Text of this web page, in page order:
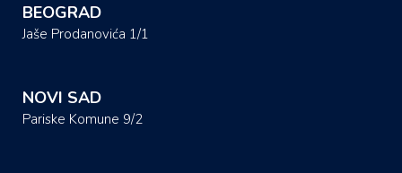
BEOGRAD
Jaše Prodanovića 1/1
NOVI SAD
Pariske Komune 9/2